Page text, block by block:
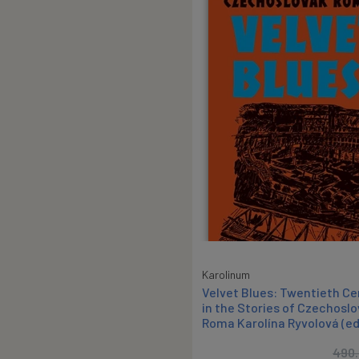
Karolinum
Velvet Blues: Twentieth
in the Stories of
Roma Karolína Ryvolová